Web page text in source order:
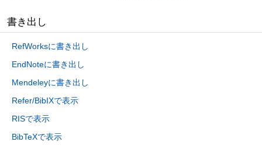
書き出し
RefWorksに書き出し
EndNoteに書き出し
Mendeleyに書き出し
Refer/BibIXで表示
RISで表示
BibTeXで表示